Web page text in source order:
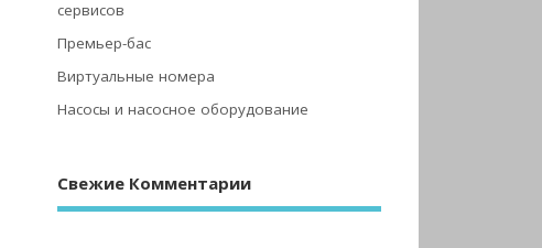
сервисов
Премьер-бас
Виртуальные номера
Насосы и насосное оборудование
Свежие Комментарии